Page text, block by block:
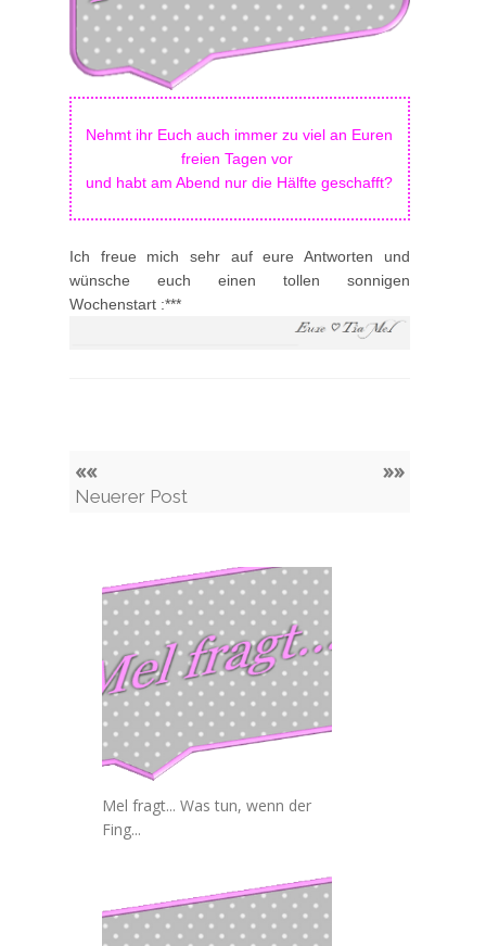
Nehmt ihr Euch auch immer zu viel an Euren
freien Tagen vor
und habt am Abend nur die Hälfte geschafft?
Ich freue mich sehr auf eure Antworten und
wünsche euch einen tollen sonnigen
Wochenstart :***
««
Neuerer Post
»»
Mel fragt... Was tun, wenn der
Fing...